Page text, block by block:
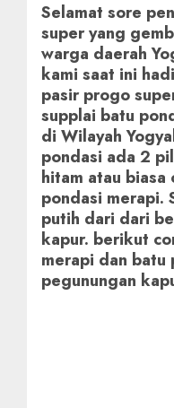
Selamat sore
super yang
warga daerah
kami saat ini
pasir progo
supplai batu
di Wilayah
pondasi ada 2
hitam atau
pondasi merapi.
putih dari dari
kapur. berikut
merapi dan
pegunungan